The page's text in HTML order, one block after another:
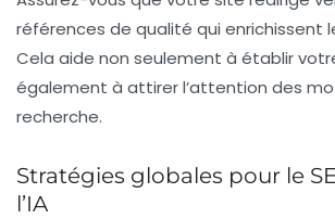
références de qualité qui enrichissent
Cela aide non seulement à établir
également à attirer l’attention des
recherche.
Stratégies globales pour le
l’IA